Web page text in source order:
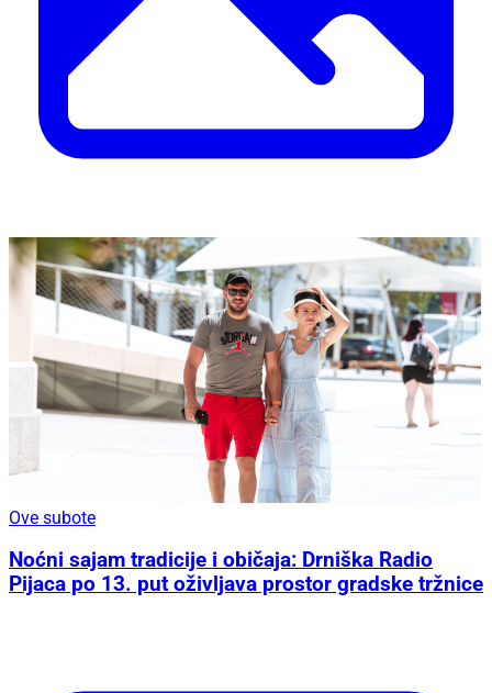
Ove subote
Noćni sajam tradicije i običaja: Drniška Radio
Pijaca po 13. put oživljava prostor gradske tržnice